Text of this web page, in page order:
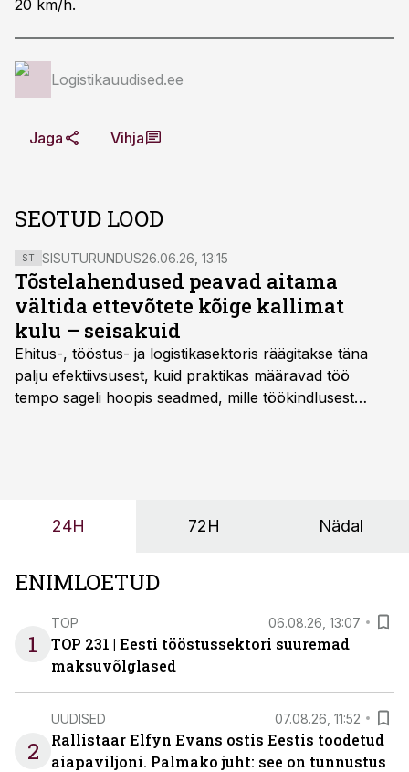
20 km/h.
Logistikauudised.ee
Jaga Vihja
SEOTUD LOOD
ST SISUTURUNDUS26.06.26, 13:15
Tõstelahendused peavad aitama
vältida ettevõtete kõige kallimat
kulu – seisakuid
Ehitus-, tööstus- ja logistikasektoris räägitakse täna
palju efektiivsusest, kuid praktikas määravad töö
tempo sageli hoopis seadmed, mille töökindlusest
24H 72H Nädal
ENIMLOETUD
1
TOP 06.08.26, 13:07
TOP 231 | Eesti tööstussektori suuremad
maksuvõlglased
2
UUDISED 07.08.26, 11:52
Rallistaar Elfyn Evans ostis Eestis toodetud
aiapaviljoni. Palmako juht: see on tunnustus